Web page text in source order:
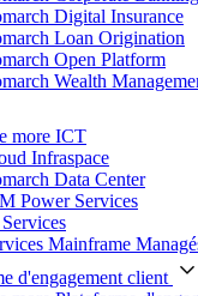
Digital Insurance
Loan Origination
Open Platform
Wealth
more ICT
Infraspace
Data Center
Power Services
Mainframe
d'engagement client